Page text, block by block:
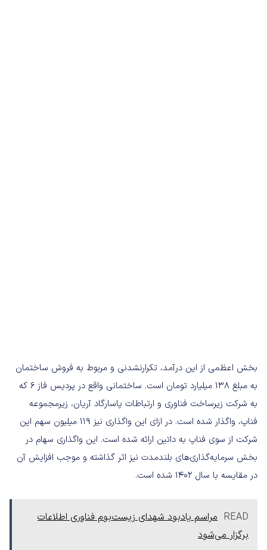
بخش اعظمی از این درآمد، تکرارنشدنی و مربوط به فروش ساختمان
به مبلغ 138 میلیارد تومان است. ساختمانی واقع در پردیس فاز 6 که
به شرکت زیرساخت فناوری و ارتباطات پاسارگاد آریان، زیرمجموعه
فناپ، واگذار شده است. در ازای این واگذاری نیز 119 میلیون سهم این
شرکت از سوی فناپ به داتین ارائه شده است. این واگذاری سهام در
بخش سرمایه‌گذاری‌های بلندمدت نیز اثر گذاشته و موجب افزایش آن
در مقایسه با سال 1402 شده است.
READ مراسم یادبود شهدای زیست‌بوم فناوری اطلاعات
برگزار می‌شود